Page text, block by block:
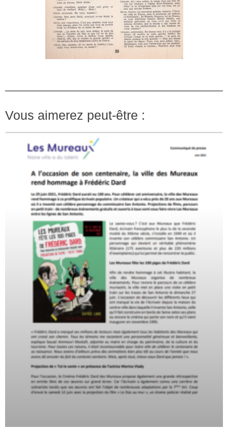
Vous aimerez peut-être :